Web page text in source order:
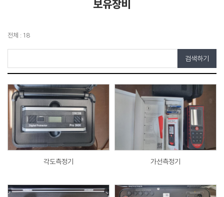
보유장비
전체 : 18
검색하기
각도측정기 가선측정기